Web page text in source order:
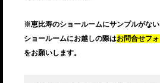
※恵比寿のショールームにサンプルがない
ショールームにお越しの際はお問合せフ
をお願いします。